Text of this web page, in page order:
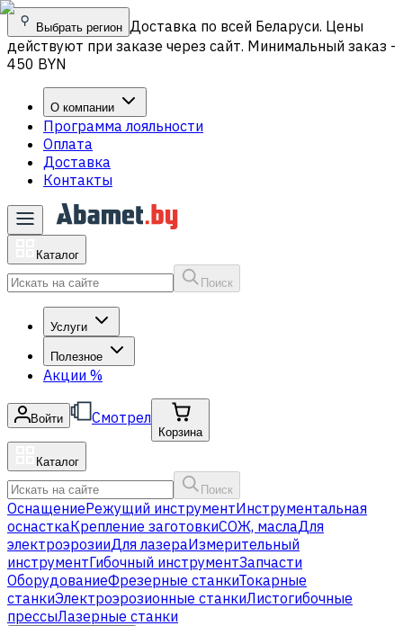
Выбрать регион Доставка по всей Беларуси. Цены
действуют при заказе через сайт. Минимальный заказ -
450 BYN
О компании
Программа лояльности
Оплата
Доставка
Контакты
Каталог
Поиск
Услуги
Полезное
Акции %
Войти Смотрел
Корзина
Каталог
Поиск
ОснащениеРежущий инструментИнструментальная
оснасткаКрепление заготовкиСОЖ, маслаДля
электроэрозииДля лазераИзмерительный
инструментГибочный инструментЗапчасти
ОборудованиеФрезерные станкиТокарные
станкиЭлектроэрозионные станкиЛистогибочные
прессыЛазерные станки